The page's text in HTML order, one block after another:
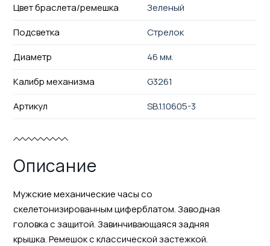
Цвет браслета/ремешка
Зеленый
Подсветка
Стрелок
Диаметр
46 мм.
Калибр механизма
G3261
Артикул
SB.1.10605-3
Описание
Мужские механические часы со
скелетонизированным циферблатом. Заводная
головка с защитой. Завинчивающаяся задняя
крышка. Ремешок с классической застежкой.